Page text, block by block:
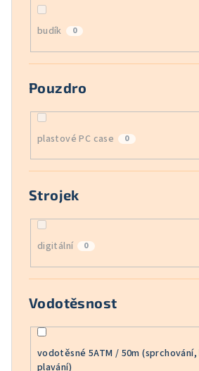
budík 0
Pouzdro
plastové PC case 0
Strojek
digitální 0
Vodotěsnost
vodotěsné 5ATM / 50m
plavání)